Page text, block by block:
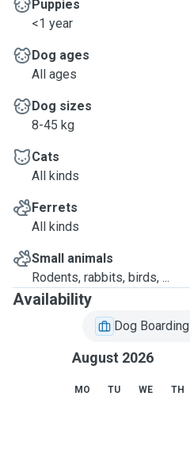
Puppies
<1 year
Dog ages
All ages
Dog sizes
8-45 kg
Cats
All kinds
Ferrets
All kinds
Small animals
Rodents, rabbits, birds, ...
Availability
Dog Boarding
August 2026
MO TU WE TH